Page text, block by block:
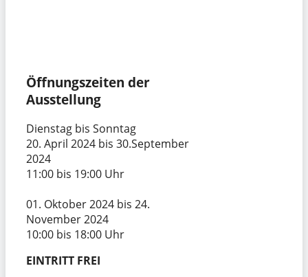
Öffnungszeiten der
Ausstellung
Dienstag bis Sonntag
20. April 2024 bis 30.September
2024
11:00 bis 19:00 Uhr
01. Oktober 2024 bis 24.
November 2024
10:00 bis 18:00 Uhr
EINTRITT FREI